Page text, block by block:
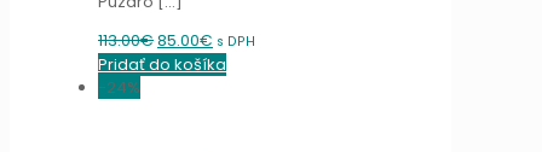
113.00€Original
price
85.00€ Current
price
s DPH
Pridať do košíka
-24%